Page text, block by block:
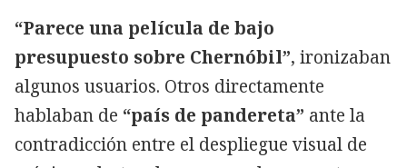
“Parece una película de bajo
presupuesto sobre Chernóbil”, ironizaban
algunos usuarios. Otros directamente
hablaban de “país de pandereta” ante la
contradicción entre el despliegue visual de